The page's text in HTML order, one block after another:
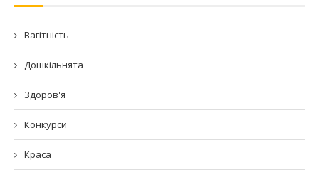
Вагітність
Дошкільнята
Здоров'я
Конкурси
Краса